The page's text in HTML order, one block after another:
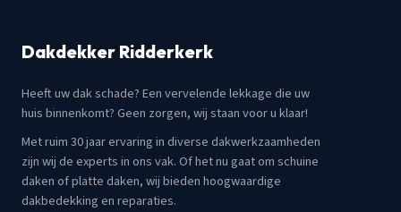
Dakdekker Ridderkerk
Heeft uw dak schade? Een vervelende lekkage die uw
huis binnenkomt? Geen zorgen, wij staan voor u klaar!
Met ruim 30 jaar ervaring in diverse dakwerkzaamheden
zijn wij de experts in ons vak. Of het nu gaat om schuine
daken of platte daken, wij bieden hoogwaardige
dakbedekking en reparaties.